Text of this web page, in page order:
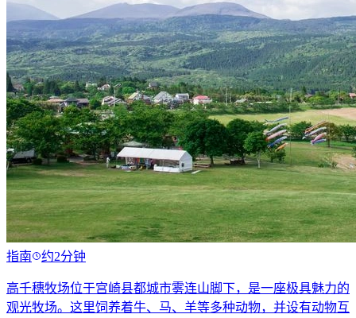
指南 约2分钟
高千穗牧场位于宫崎县都城市雾连山脚下，是一座极具魅力的
观光牧场。这里饲养着牛、马、羊等多种动物，并设有动物互